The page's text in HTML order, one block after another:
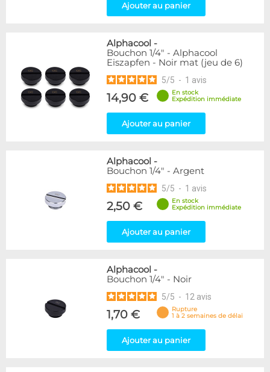
5
Disponibilité / Promotions
Articles en stock
Articles en promotions
Ajouter au panier
Alphacool -
Bouchon 1/4" - Alphacool
Eiszapfen - Noir mat (jeu de 6)
5/5 - 1 avis
14,90 €
En stock
Expédition immédiate
Ajouter au panier
Alphacool -
Bouchon 1/4" - Argent
5/5 - 1 avis
2,50 €
En stock
Expédition immédiate
Ajouter au panier
Alphacool -
Bouchon 1/4" - Noir
5/5 - 12 avis
1,70 €
Rupture
1 à 2 semaines de délai
Ajouter au panier